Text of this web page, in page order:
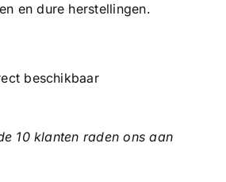
en dure herstellingen.
10 klanten raden ons aan